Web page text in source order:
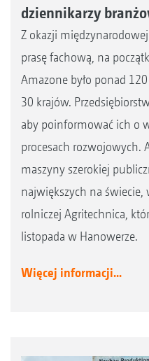
dziennikarzy
Z okazji
prasę fachową, na
Amazone było ponad
30 krajów.
aby poinformować ich o
procesach rozwojowych.
maszyny szerokiej
największych na
rolniczej Agritechnica,
listopada w Hanowerze.
Więcej informacji...